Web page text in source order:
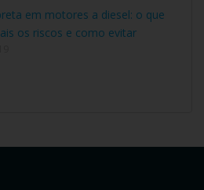
em motores a diesel: o que
os riscos e como evitar